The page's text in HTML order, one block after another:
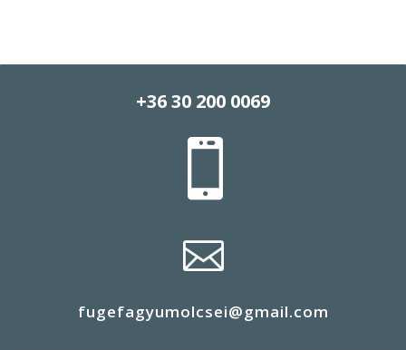
+36 30 200 0069


fugefagyumolcsei@gmail.com